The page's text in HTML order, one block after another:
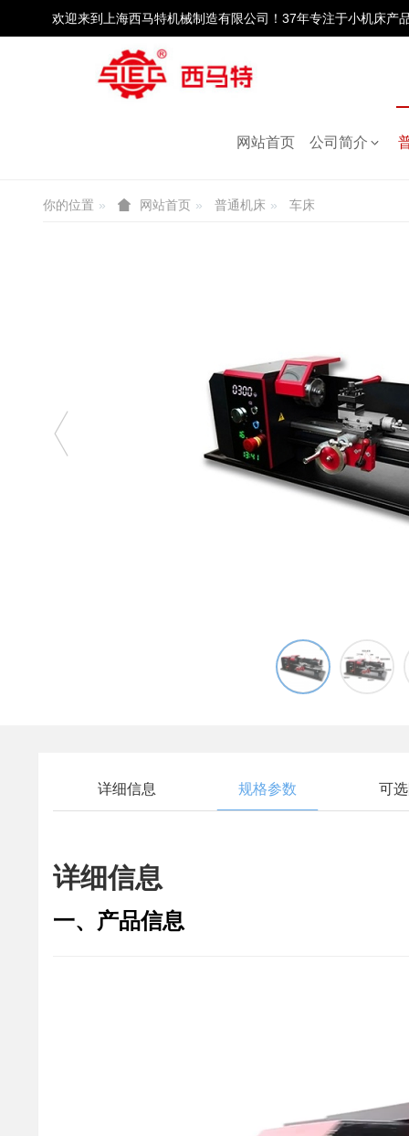
欢迎来到上海西马特机械制造有限公司！37年专注于小机床产
网站首页 公司简介
车床
你的位置 网站首页 普通机床 车床
详细信息 规格参数 可
详细信息
一、产品信息